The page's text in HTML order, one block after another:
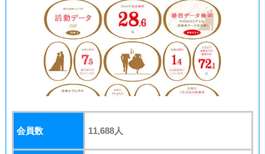
会員数 11,688人